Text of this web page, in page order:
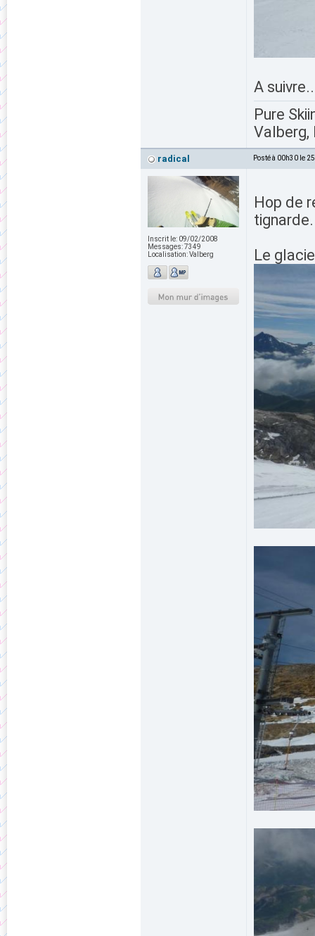
A
Pure
Valberg,
radical Posté à 00h30 le
Inscrit le: 09/02/2008
Messages:7349
Localisation:Valberg
Hop de
Le